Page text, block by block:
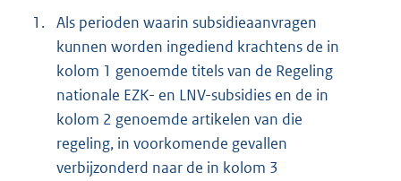
1. Als perioden waarin subsidieaanvragen
kunnen worden ingediend krachtens de in
kolom 1 genoemde titels van de Regeling
nationale EZK- en LNV-subsidies en de in
kolom 2 genoemde artikelen van die
regeling, in voorkomende gevallen
verbijzonderd naar de in kolom 3